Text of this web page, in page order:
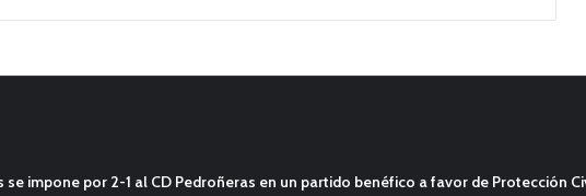
se impone por 2-1 al CD Pedroñeras en un partido benéfico a favor de Protección